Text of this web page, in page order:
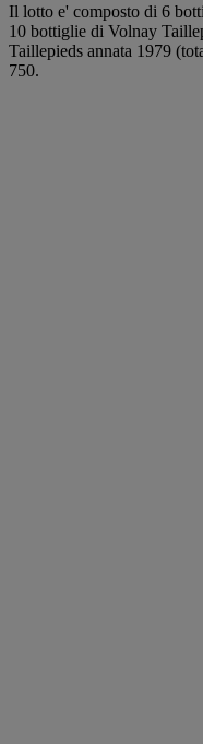
Il lotto e' composto di 6
10 bottiglie di Volnay
Taillepieds annata 1979
750.